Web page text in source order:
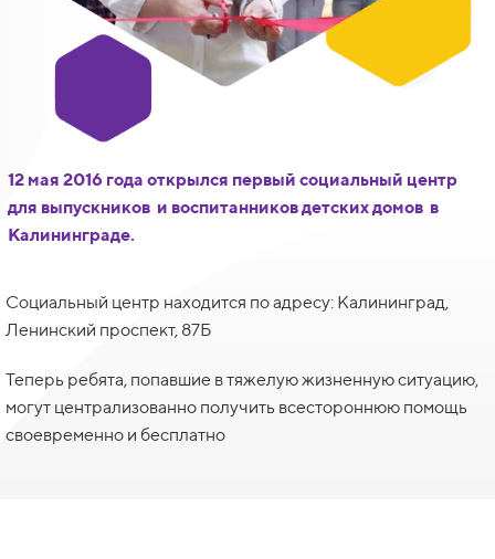
12 мая 2016 года открылся первый социальный центр
для выпускников и воспитанников детских домов в
Калининграде.
Социальный центр находится по адресу: Калининград,
Ленинский проспект, 87Б
Теперь ребята, попавшие в тяжелую жизненную ситуацию,
могут централизованно получить всестороннюю помощь
своевременно и бесплатно